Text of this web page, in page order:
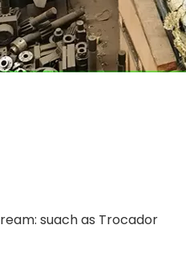
suach as Trocador